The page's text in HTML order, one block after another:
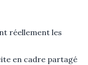
réellement les
en cadre partagé